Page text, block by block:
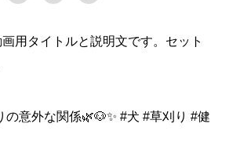
類
ト
用タイトルと説明文です。セット
の意外な関係🌿🐶✨ #犬 #草刈り #健